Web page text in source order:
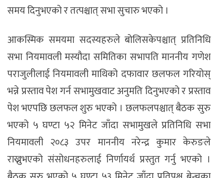
समय दिनुभएको र तत्पश्चात् सभा सुचारु भएको ।
आकस्मिक समयमा सदस्यहरुले बोलिसकेपश्चात् प्रतिनिधि
सभा नियमावली मस्यौदा समितिका सभापति माननीय गणेश
पराजुलीलाई नियमावली माथिको दफावार छलफल गरियोस्
भन्ने प्रस्ताव पेश गर्न सभामुखवाट अनुमति दिनुभएको र प्रस्ताव
पेश भएपछि छलफल शुरु भएको । छलफलपश्चात् बैठक सुरु
भएको ५ घण्टा ५२ मिनेट जाँदा सभामुखले प्रतिनिधि सभा
नियमावली २०८३ उपर माननीय नरेन्द्र कुमार केरुङले
राख्नुभएको संसोधनहरुलाई निर्णायर्थ प्रस्तुत गर्नु भएको ।